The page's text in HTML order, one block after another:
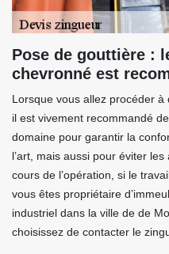
Pose de gouttière :
chevronné est
Lorsque vous allez procéder à
il est vivement recommandé
domaine pour garantir la
l’art, mais aussi pour éviter
cours de l’opération, si le
vous êtes propriétaire
industriel dans la ville de de
choisissez de contacter le